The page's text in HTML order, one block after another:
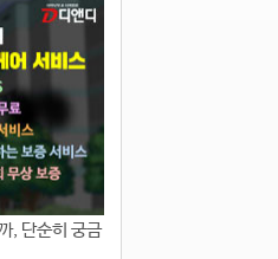
, 단순히 궁금